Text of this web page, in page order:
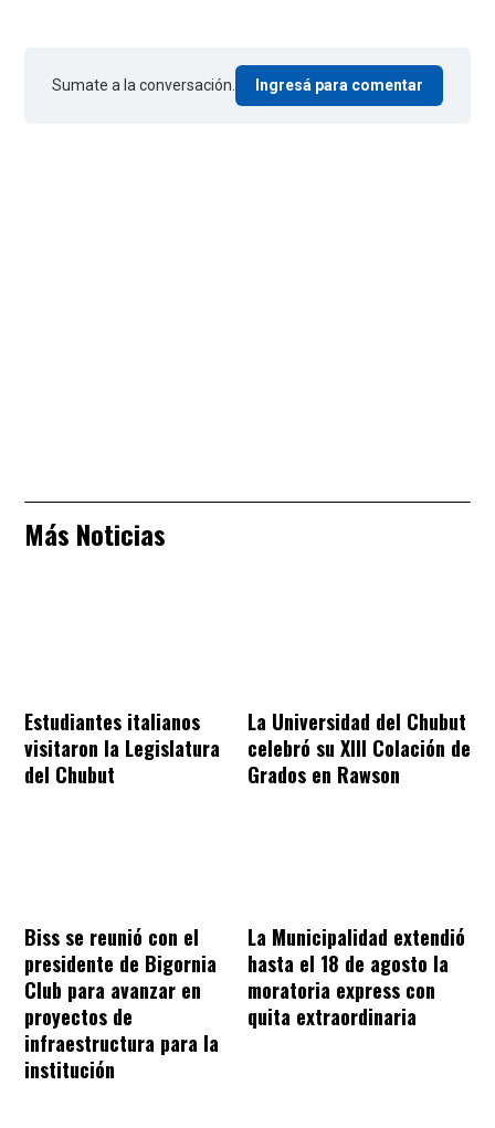
Sumate a la conversación. Ingresá para comentar
Más Noticias
Estudiantes italianos
visitaron la Legislatura
del Chubut
La Universidad del Chubut
celebró su XIII Colación de
Grados en Rawson
Biss se reunió con el
presidente de Bigornia
Club para avanzar en
proyectos de
infraestructura para la
institución
La Municipalidad extendió
hasta el 18 de agosto la
moratoria express con
quita extraordinaria